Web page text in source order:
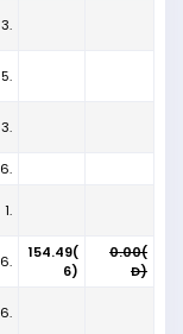
3.
5.
3.
6.
1.
6.
154.49(
6)
0.00(
D)
6.